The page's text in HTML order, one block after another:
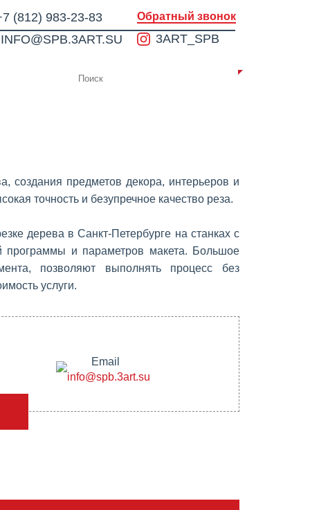
(812) 983-23-83
INFO@SPB.3ART.SU
Обратный звонок
3ART_SPB
создания предметов декора, интерьеров и
точность и безупречное качество реза.
дерева в Санкт-Петербурге на станках с
программы и параметров макета. Большое
позволяют выполнять процесс без
услуги.
Email
info@spb.3art.su